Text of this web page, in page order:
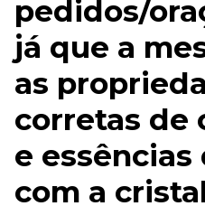
pedidos/
já que a
as
corretas de
e essências
com a